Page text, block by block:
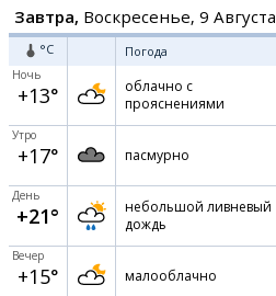
Завтра, Воскресенье, 9 Августа
°C Погода
Ночь
+13°
облачно с
прояснениями
Утро
+17° пасмурно
День
+21°
небольшой ливневый
дождь
Вечер
+15° малооблачно